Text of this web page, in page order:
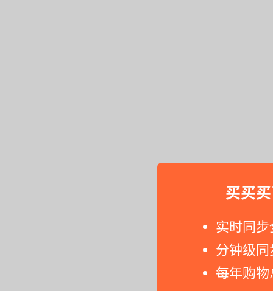
买买
实时同
分钟级
每年购